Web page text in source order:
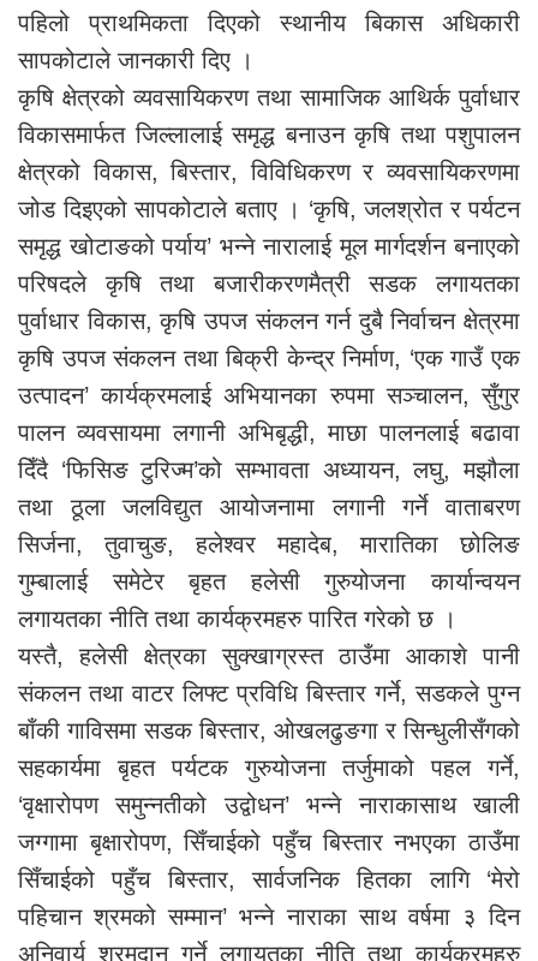
पहिलो प्राथमिकता दिएको स्थानीय बिकास अधिकारी
सापकोटाले जानकारी दिए ।
कृषि क्षेत्रको व्यवसायिकरण तथा सामाजिक आथिर्क पुर्वाधार
विकासमार्फत जिल्लालाई समृद्ध बनाउन कृषि तथा पशुपालन
क्षेत्रको विकास, बिस्तार, विविधिकरण र व्यवसायिकरणमा
जोड दिइएको सापकोटाले बताए । ‘कृषि, जलश्रोत र पर्यटन
समृद्ध खोटाङको पर्याय’ भन्ने नारालाई मूल मार्गदर्शन बनाएको
परिषदले कृषि तथा बजारीकरणमैत्री सडक लगायतका
पुर्वाधार विकास, कृषि उपज संकलन गर्न दुबै निर्वाचन क्षेत्रमा
कृषि उपज संकलन तथा बिक्री केन्द्र निर्माण, ‘एक गाउँ एक
उत्पादन’ कार्यक्रमलाई अभियानका रुपमा सञ्चालन, सुँगुर
पालन व्यवसायमा लगानी अभिबृद्धी, माछा पालनलाई बढावा
दिँदै ‘फिसिङ टुरिज्म’को सम्भावता अध्यायन, लघु, मझौला
तथा ठूला जलविद्युत आयोजनामा लगानी गर्ने वाताबरण
सिर्जना, तुवाचुङ, हलेश्वर महादेब, मारातिका छोलिङ
गुम्बालाई समेटेर बृहत हलेसी गुरुयोजना कार्यान्वयन
लगायतका नीति तथा कार्यक्रमहरु पारित गरेको छ ।
यस्तै, हलेसी क्षेत्रका सुक्खाग्रस्त ठाउँमा आकाशे पानी
संकलन तथा वाटर लिफ्ट प्रविधि बिस्तार गर्ने, सडकले पुग्न
बाँकी गाविसमा सडक बिस्तार, ओखलढुङगा र सिन्धुलीसँगको
सहकार्यमा बृहत पर्यटक गुरुयोजना तर्जुमाको पहल गर्ने,
‘वृक्षारोपण समुन्नतीको उद्वोधन’ भन्ने नाराकासाथ खाली
जग्गामा बृक्षारोपण, सिँचाईको पहुँच बिस्तार नभएका ठाउँमा
सिँचाईको पहुँच बिस्तार, सार्वजनिक हितका लागि ‘मेरो
पहिचान श्रमको सम्मान’ भन्ने नाराका साथ वर्षमा ३ दिन
अनिवार्य श्रमदान गर्ने लगायतका नीति तथा कार्यक्रमहरु